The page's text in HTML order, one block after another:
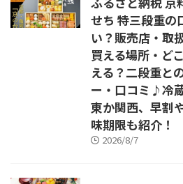
せち 特三段重の
い？販売店・取
買える場所・ど
える？二段重と
ー・口コミ♪冷
東か関西、早割
味期限も紹介！
2026/8/7